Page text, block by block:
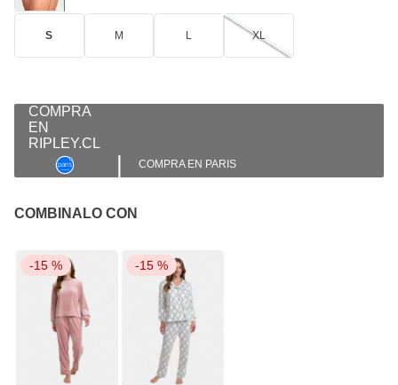
S M L XL
| COMPRA EN PARIS
COMBINALO CON
-15 % -15 %